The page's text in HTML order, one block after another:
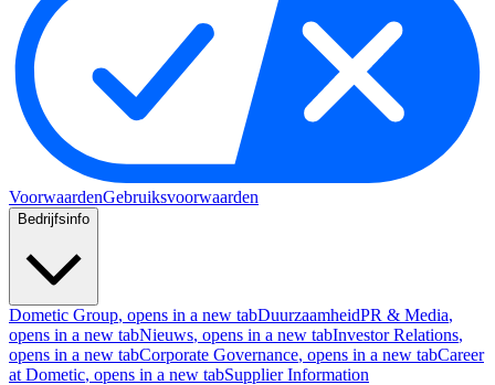
VoorwaardenGebruiksvoorwaarden
Bedrijfsinfo
Dometic Group, opens in a new tabDuurzaamheidPR & Media,
opens in a new tabNieuws, opens in a new tabInvestor Relations,
opens in a new tabCorporate Governance, opens in a new tabCareer
at Dometic, opens in a new tabSupplier Information